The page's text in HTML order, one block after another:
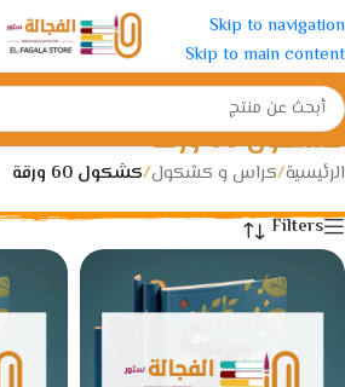
Skip to navigation
Skip to main content
كشكول 60 ورقة
الرئيسية/كراس و كشكول/كشكول 60 ورقة
Filters